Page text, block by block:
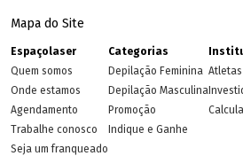
Mapa do Site
Espaçolaser
Quem somos
Onde estamos
Agendamento
Trabalhe conosco
Seja um franqueado
Categorias
Depilação Feminina
Depilação Masculina
Promoção
Indique e Ganhe
Atletas